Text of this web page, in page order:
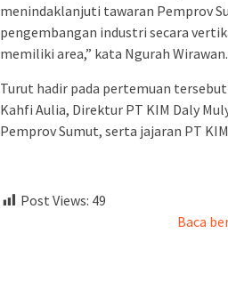
menindaklanjuti tawaran Pemprov
pengembangan industri secara
memiliki area,” kata Ngurah Wirawan.
Turut hadir pada pertemuan
Kahfi Aulia, Direktur PT KIM Daly
Pemprov Sumut, serta jajaran PT
Post Views: 49
Baca